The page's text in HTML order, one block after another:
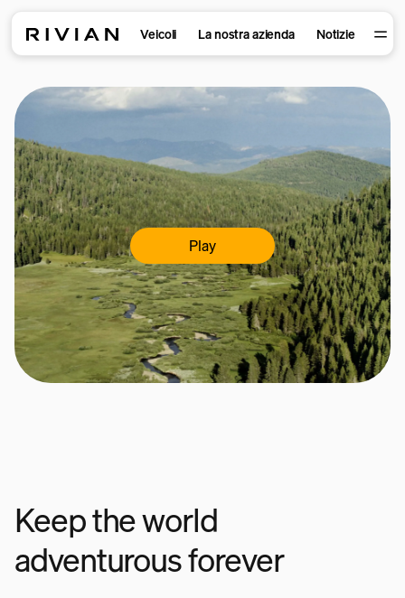
Veicoli La nostra azienda Notizie
Play
Keep the world
adventurous forever